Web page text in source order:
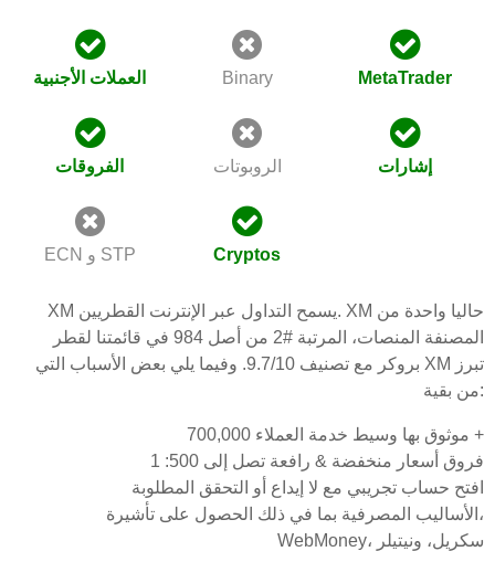
العملات الأجنبية Binary MetaTrader
الفروقات الروبوتات إشارات
ECN و STP Cryptos
XM يسمح التداول عبر الإنترنت القطريين. XM حاليا واحدة من
المصنفة المنصات، المرتبة #2 من أصل 984 في قائمتنا لقطر
بروكر مع تصنيف 9.7/10. وفيما يلي بعض الأسباب التي XM تبرز
من بقية:
موثوق بها وسيط خدمة العملاء 700,000 +
فروق أسعار منخفضة & رافعة تصل إلى 500: 1
افتح حساب تجريبي مع لا إيداع أو التحقق المطلوبة
الأساليب المصرفية بما في ذلك الحصول على تأشيرة،
WebMoney، سكريل، ونيتيلر